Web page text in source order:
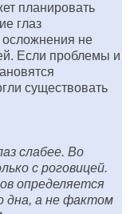
планировать
глаз
осложнения не
Если проблемы и
существовать
слабее. Во
с роговицей.
определяется
дна, а не фактом